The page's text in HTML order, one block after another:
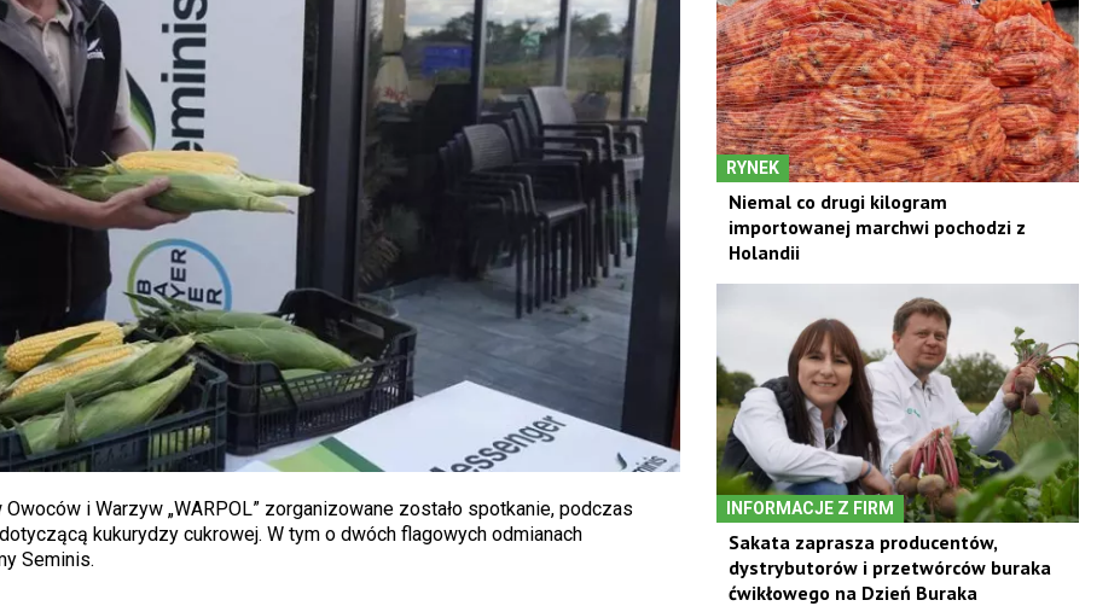
i Warzyw „WARPOL” zorganizowane zostało spotkanie, podczas
kukurydzy cukrowej. W tym o dwóch flagowych odmianach
Seminis.
RYNEK
Niemal co drugi kilogram
importowanej marchwi pochodzi z
Holandii
INFORMACJE Z FIRM
Sakata zaprasza producentów,
dystrybutorów i przetwórców buraka
ćwikłowego na Dzień Buraka